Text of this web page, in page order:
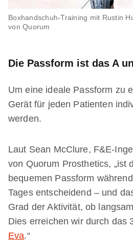
Boxhandschuh-Training mit Rustin
von Quorum
Die Passform ist das A
Um eine ideale Passform zu
Gerät für jeden Patienten
werden.
Laut Sean McClure, F&E-
von Quorum Prosthetics, „ist
bequemen Passform
Tages entscheidend – und
Grad der Aktivität, ob
Dies erreichen wir durch das
Eva.“